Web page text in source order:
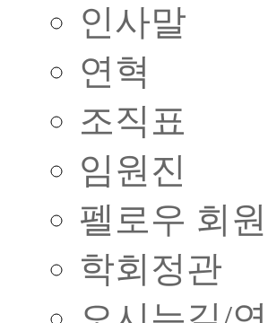
인사말
연혁
조직표
임원진
펠로우 회원
학회정관